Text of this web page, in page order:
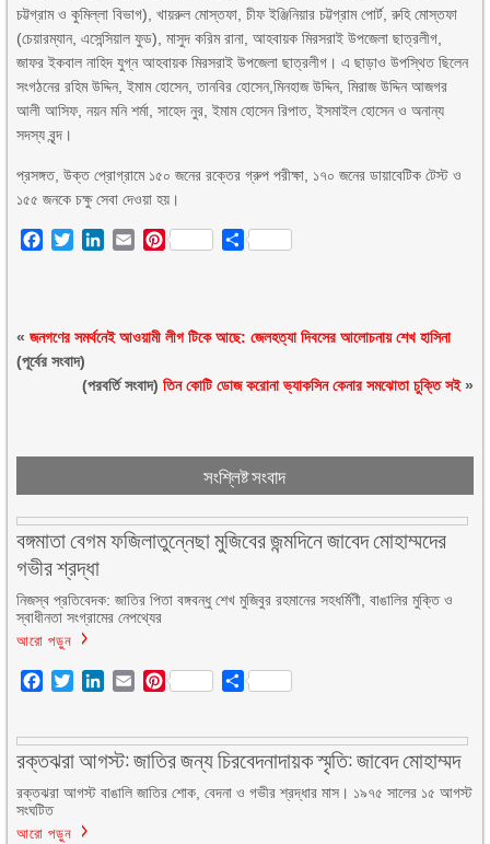
চট্টগ্রাম ও কুমিল্লা বিভাগ), খায়রুল মোস্তফা, চীফ ইঞ্জিনিয়ার চট্টগ্রাম পোর্ট, রুহি মোস্তফা
(চেয়ারম্যান, এসেন্সিয়াল ফুড), মাসুদ করিম রানা, আহবায়ক মিরসরাই উপজেলা ছাত্রলীগ,
জাফর ইকবাল নাহিদ যুগ্ন আহবায়ক মিরসরাই উপজেলা ছাত্রলীগ। এ ছাড়াও উপস্থিত ছিলেন
সংগঠনের রহিম উদ্দিন, ইমাম হোসেন, তানবির হোসেন,মিনহাজ উদ্দিন, মিরাজ উদ্দিন আজগর
আলী আসিফ, নয়ন মনি শর্মা, সাহেদ নুর, ইমাম হোসেন রিপাত, ইসমাইল হোসেন ও অনান্য
সদস্য বৃন্দ।
প্রসঙ্গত, উক্ত প্রোগ্রামে ১৫০ জনের রক্তের গ্রুপ পরীক্ষা, ১৭০ জনের ডায়াবেটিক টেস্ট ও
১৫৫ জনকে চক্ষু সেবা দেওয়া হয়।
Facebook
TwitterLinkedIn
EmailPinterest Share
«জনগণের সমর্থনেই আওয়ামী লীগ টিকে আছে: জেলহত্যা দিবসের আলোচনায় শেখ হাসিনা
(পূর্বের সংবাদ)
(পরবর্তি সংবাদ) তিন কোটি ডোজ করোনা ভ্যাকসিন কেনার সমঝোতা চুক্তি সই»
সংশ্লিষ্ট সংবাদ
বঙ্গমাতা বেগম ফজিলাতুন্নেছা মুজিবের জন্মদিনে জাবেদ মোহাম্মদের
গভীর শ্রদ্ধা
নিজস্ব প্রতিবেদক: জাতির পিতা বঙ্গবন্ধু শেখ মুজিবুর রহমানের সহধর্মিণী, বাঙালির মুক্তি ও
স্বাধীনতা সংগ্রামের নেপথ্যের
আরো পড়ুন
Facebook
TwitterLinkedIn
EmailPinterest Share
রক্তঝরা আগস্ট: জাতির জন্য চিরবেদনাদায়ক স্মৃতি: জাবেদ মোহাম্মদ
রক্তঝরা আগস্ট বাঙালি জাতির শোক, বেদনা ও গভীর শ্রদ্ধার মাস। ১৯৭৫ সালের ১৫ আগস্ট
সংঘটিত
আরো পড়ুন